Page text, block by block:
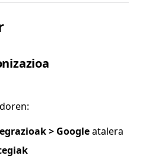
> Googleatalera